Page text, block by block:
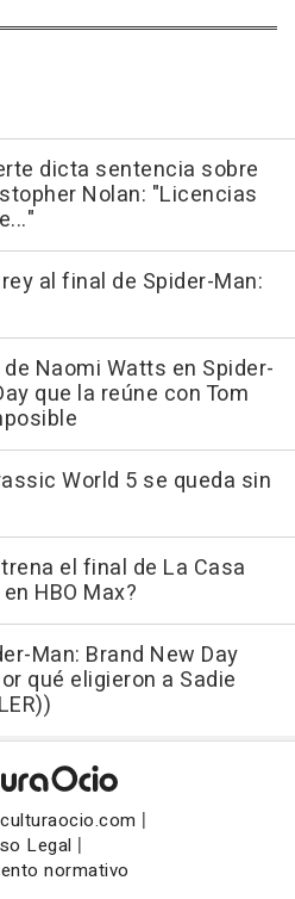
dicta sentencia sobre
Nolan: "Licencias
al final de Spider-Man:
Naomi Watts en Spider-
que la reúne con Tom
World 5 se queda sin
el final de La Casa
HBO Max?
Man: Brand New Day
qué eligieron a Sadie
|
Legal |
normativo